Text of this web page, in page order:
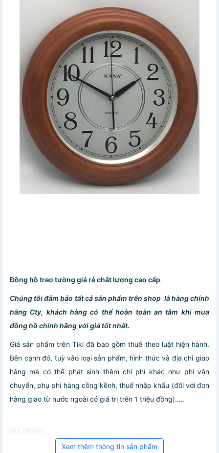
Đồng hồ treo tường giá rẻ chất lượng cao cấp.
Chúng tôi đảm bảo tất cả sản phẩm trên shop là hàng chính
hãng Cty, khách hàng có thể hoàn toàn an tâm khi mua
đồng hồ chính hãng với giá tốt nhất.
Giá sản phẩm trên Tiki đã bao gồm thuế theo luật hiện hành.
Bên cạnh đó, tuỳ vào loại sản phẩm, hình thức và địa chỉ giao
hàng mà có thể phát sinh thêm chi phí khác như phí vận
chuyển, phụ phí hàng cồng kềnh, thuế nhập khẩu (đối với đơn
hàng giao từ nước ngoài có giá trị trên 1 triệu đồng).....
Giá GRASS
Xem thêm thông tin sản phẩm